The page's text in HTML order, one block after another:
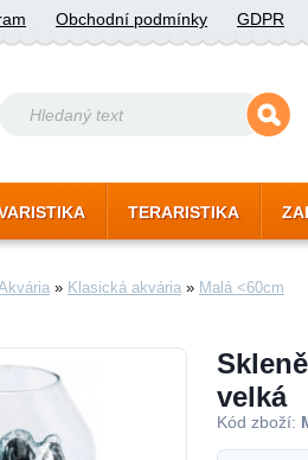
Obchodní podmínky GDPR
TERARISTIKA
» Klasická akvária » Malá <60cm
velká
Kód zboží: